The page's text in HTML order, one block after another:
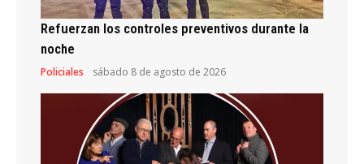
Refuerzan los controles preventivos durante la
noche
Policiales sábado 8 de agosto de 2026